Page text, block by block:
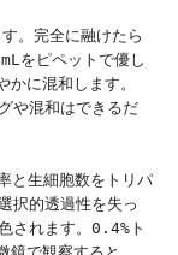
。完全に融けたら
をピペットで優し
に混和します。
や混和はできるだ
と生細胞数をトリパ
択的透過性を失っ
されます。0.4%ト